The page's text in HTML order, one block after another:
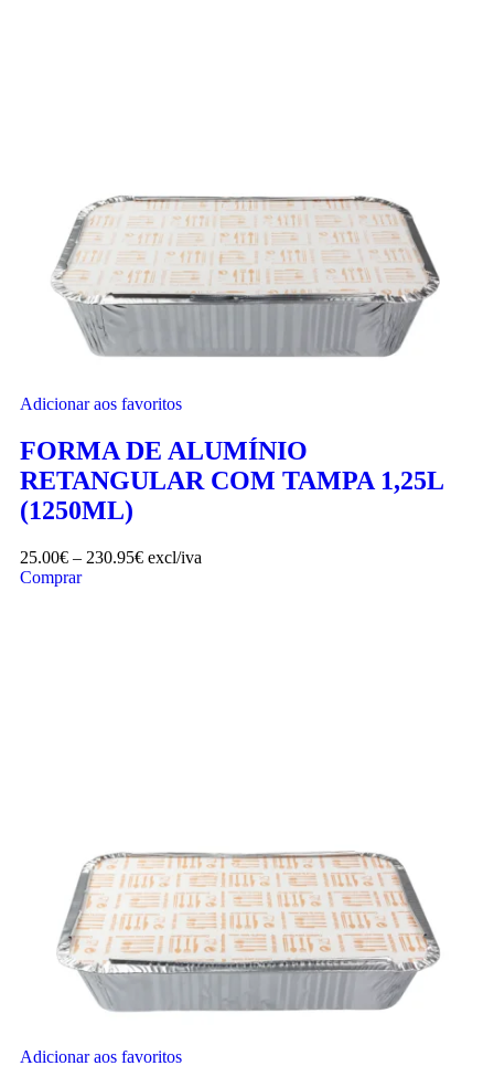
Adicionar aos favoritos
FORMA DE ALUMÍNIO
RETANGULAR COM TAMPA 1,25L
(1250ML)
25.00€ – 230.95€ excl/iva
Comprar
Adicionar aos favoritos